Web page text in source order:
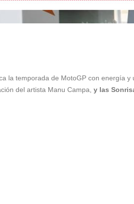
la temporada de MotoGP con energía
del artista Manu Campa, y las